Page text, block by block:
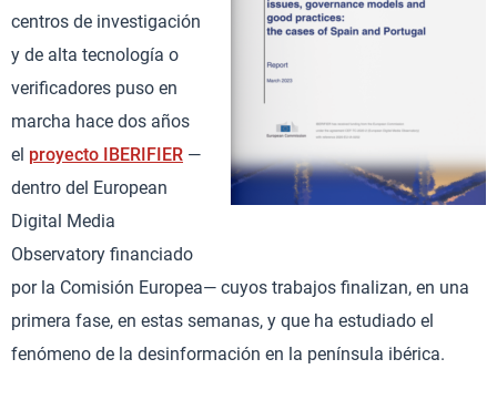
centros de investigación
y de alta tecnología o
verificadores puso en
marcha hace dos años
el proyecto IBERIFIER —
dentro del European
Digital Media
Observatory financiado
por la Comisión Europea— cuyos trabajos finalizan, en una
primera fase, en estas semanas, y que ha estudiado el
fenómeno de la desinformación en la península ibérica.